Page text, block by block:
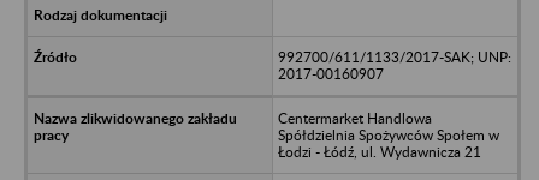
992700/611/1133/2017-SAK; UNP:
2017-00160907
Centermarket Handlowa
Spółdzielnia Spożywców Społem w
Łodzi - Łódź, ul. Wydawnicza 21